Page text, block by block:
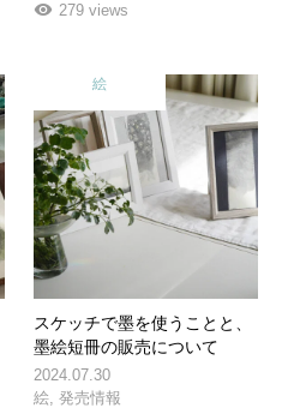
279 views
絵
スケッチで墨を使うことと、
墨絵短冊の販売について
2024.07.30
絵 ,発売情報